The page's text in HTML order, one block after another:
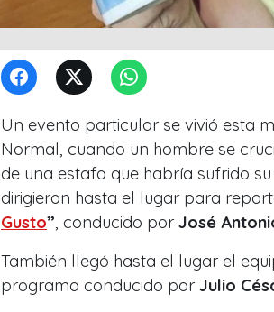
Un evento particular se vivió esta
Normal, cuando un hombre se
de una estafa que habría sufrido
dirigieron hasta el lugar para
Gusto” , conducido por José
También llegó hasta el lugar el
programa conducido por Julio